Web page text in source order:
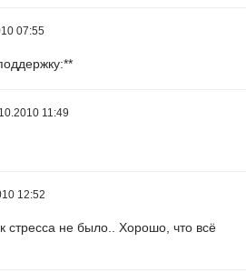
07:55
11:49
12:52
стресса не было.. Хорошо, что всё